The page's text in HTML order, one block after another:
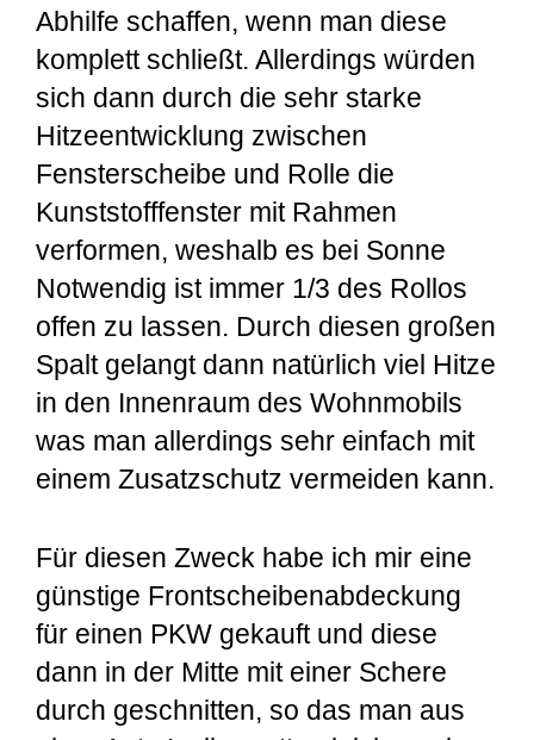
Abhilfe schaffen, wenn man diese
komplett schließt. Allerdings würden
sich dann durch die sehr starke
Hitzeentwicklung zwischen
Fensterscheibe und Rolle die
Kunststofffenster mit Rahmen
verformen, weshalb es bei Sonne
Notwendig ist immer 1/3 des Rollos
offen zu lassen. Durch diesen großen
Spalt gelangt dann natürlich viel Hitze
in den Innenraum des Wohnmobils
was man allerdings sehr einfach mit
einem Zusatzschutz vermeiden kann.
Für diesen Zweck habe ich mir eine
günstige Frontscheibenabdeckung
für einen PKW gekauft und diese
dann in der Mitte mit einer Schere
durch geschnitten, so das man aus